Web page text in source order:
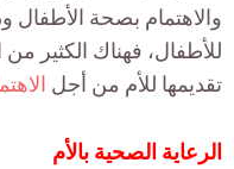
والاهتمام بصحة
للأطفال، فهناك الكثير من
تقديمها للأم من أجل
الرعاية الصحية بالأم